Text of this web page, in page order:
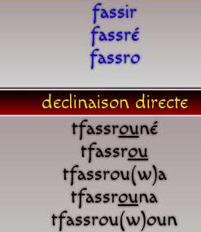
fassir
fassré
fassro
declinaison directe
tfassrouné
tfassrou
tfassrou(w)a
tfassrouna
tfassrou(w)oun